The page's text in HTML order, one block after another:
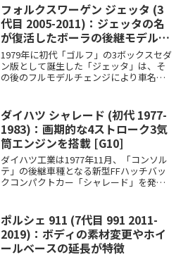
フォルクスワーゲン ジェッタ (3
代目 2005-2011)：ジェッタの名
が復活したボーラの後継モデル
[1K]
1979年に初代「ゴルフ」の3ボックスセダ
ン版として誕生した「ジェッタ」は、そ
の後のフルモデルチェンジにより車名が
ダイハツ シャレード (初代 1977-
1983)：画期的な4ストローク3気
筒エンジンを搭載 [G10]
ダイハツ工業は1977年11月、「コンソル
テ」の後継車種となる新型FFハッチバッ
クコンパクトカー「シャレード」を発売
ポルシェ 911 (7代目 991 2011-
2019)：ボディの素材変更やホイ
ールベースの延長が特徴